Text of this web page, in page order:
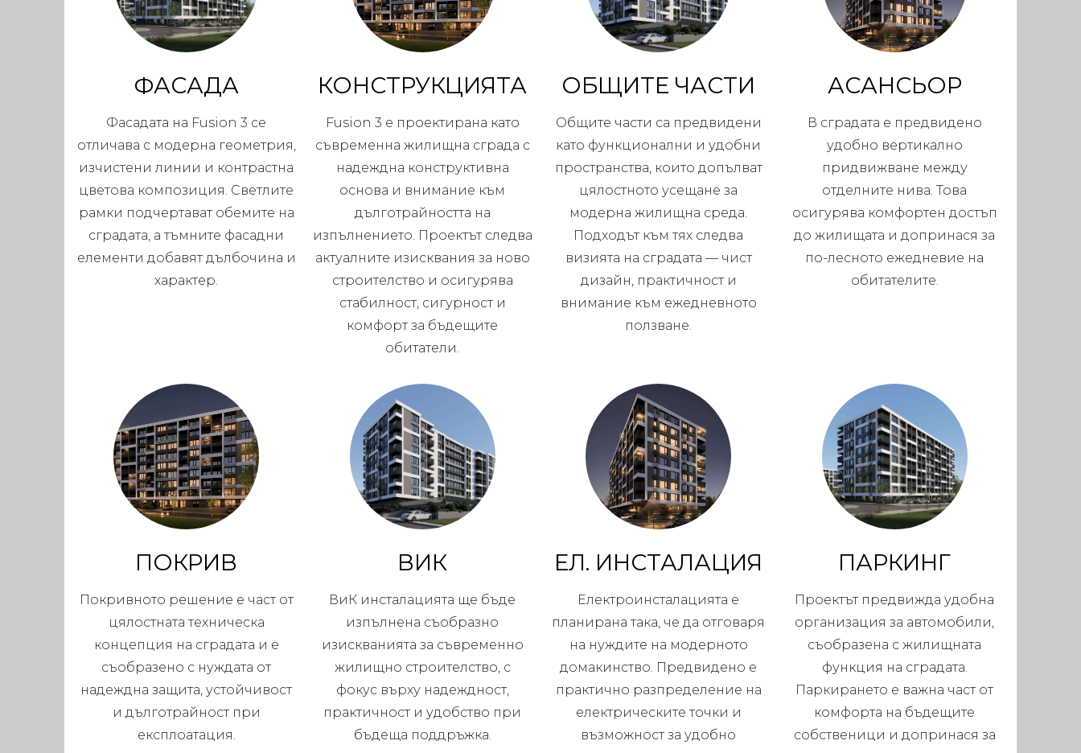
ФАСАДА
Фасадата на Fusion 3 се
отличава с модерна геометрия,
изчистени линии и контрастна
цветова композиция. Светлите
рамки подчертават обемите на
сградата, а тъмните фасадни
елементи добавят дълбочина и
характер.
КОНСТРУКЦИЯТА
Fusion 3 е проектирана като
съвременна жилищна сграда с
надеждна конструктивна
основа и внимание към
дълготрайността на
изпълнението. Проектът следва
актуалните изисквания за ново
строителство и осигурява
стабилност, сигурност и
комфорт за бъдещите
обитатели.
ОБЩИТЕ ЧАСТИ
Общите части са предвидени
като функционални и удобни
пространства, които допълват
цялостното усещане за
модерна жилищна среда.
Подходът към тях следва
визията на сградата — чист
дизайн, практичност и
внимание към ежедневното
ползване.
АСАНСЬОР
В сградата е предвидено
удобно вертикално
придвижване между
отделните нива. Това
осигурява комфортен достъп
до жилищата и допринася за
по-лесното ежедневие на
обитателите.
ПОКРИВ
Покривното решение е част от
цялостната техническа
концепция на сградата и е
съобразено с нуждата от
надеждна защита, устойчивост
и дълготрайност при
експлоатация.
ВИК
ВиК инсталацията ще бъде
изпълнена съобразно
изискванията за съвременно
жилищно строителство, с
фокус върху надеждност,
практичност и удобство при
бъдеща поддръжка.
ЕЛ. ИНСТАЛАЦИЯ
Електроинсталацията е
планирана така, че да отговаря
на нуждите на модерното
домакинство. Предвидено е
практично разпределение на
електрическите точки и
възможност за удобно
ПАРКИНГ
Проектът предвижда удобна
организация за автомобили,
съобразена с жилищната
функция на сградата.
Паркирането е важна част от
комфорта на бъдещите
собственици и допринася за